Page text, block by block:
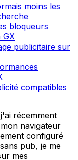
moins les
bloqueurs
publicitaire sur
compatibles
récemment
navigateur
configuré
pub, je me
mes